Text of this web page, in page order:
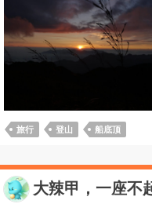
旅行 登山 船底顶
大辣甲，一座不